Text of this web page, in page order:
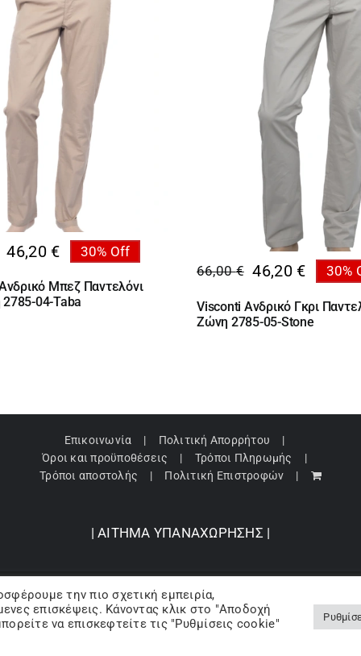
46,20 € 30% Off
Μπεζ Παντελόνι
04-Taba
66,00€
Original
price
was:
46,20 €
Η
τρέχουσα
τιμή
30%
Visconti Ανδρικό Γκρι
Ζώνη 2785-05-Stone
Επικοινωνία
Πολιτική Απορρήτου
Όροι και προϋποθέσεις
Τρόποι Πληρωμής
Τρόποι αποστολής
Πολιτική Επιστροφών
| ΑΙΤΗΜΑ ΥΠΑΝΑΧΩΡΗΣΗΣ |
2024 © Barbopoulos store - All Rights Reserved |
Facebook
X InstagramPinterest
την πιο σχετική εμπειρία,
επισκέψεις. Κάνοντας κλικ στο "Αποδοχή
να επισκεφτείτε τις "Ρυθμίσεις cookie"